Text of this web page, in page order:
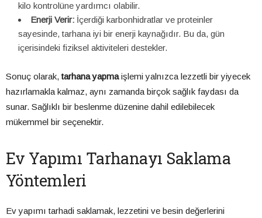
kilo kontrolüne yardımcı olabilir.
Enerji Verir: İçerdiği karbonhidratlar ve proteinler
sayesinde, tarhana iyi bir enerji kaynağıdır. Bu da, gün
içerisindeki fiziksel aktiviteleri destekler.
Sonuç olarak,tarhana yapmaişlemi yalnızca lezzetli bir yiyecek
hazırlamakla kalmaz, aynı zamanda birçok sağlık faydası da
sunar. Sağlıklı bir beslenme düzenine dahil edilebilecek
mükemmel bir seçenektir.
Ev Yapımı Tarhanayı Saklama
Yöntemleri
Ev yapımı tarhadi saklamak, lezzetini ve besin değerlerini